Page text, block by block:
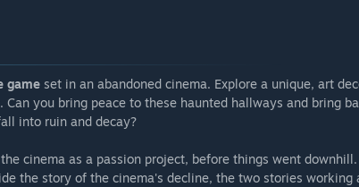
game set in an abandoned cinema. Explore a unique, art
you bring peace to these haunted hallways and bring
into ruin and decay?
cinema as a passion project, before things went
the story of the cinema's decline, the two stories working